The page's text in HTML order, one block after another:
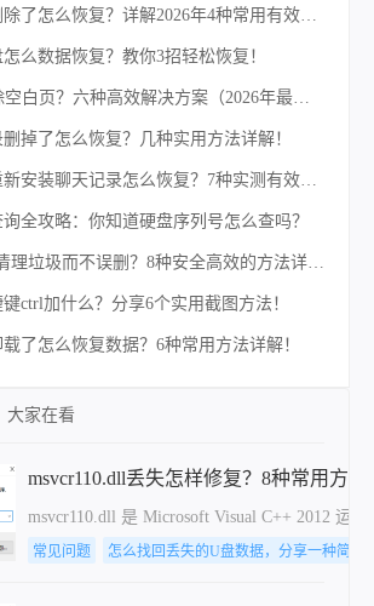
qq聊天记录删除了怎么恢复？详解2026年4种常用有效的方法（支持.db数据库提取）
么数据恢复？教你3招轻松恢复！
word怎么删除空白页？六种高效解决方案（2026年最新实操指南）！
掉了怎么恢复？几种实用方法详解！
微信卸载后重新安装聊天记录怎么恢复？7种实测有效的恢复方案详解！
全攻略：你知道硬盘序列号怎么查吗？
c盘满了怎么清理垃圾而不误删？8种安全高效的方法详解+误删恢复指南！
ctrl加什么？分享6个实用截图方法！
了怎么恢复数据？6种常用方法详解！
大家在看
msvcr110.dll丢失怎样修复？8种常用方法
​msvcr110.dll 是 Microsoft Visual C++ 2012 运
常见问题 怎么找回丢失的U盘数据，分享一种简单